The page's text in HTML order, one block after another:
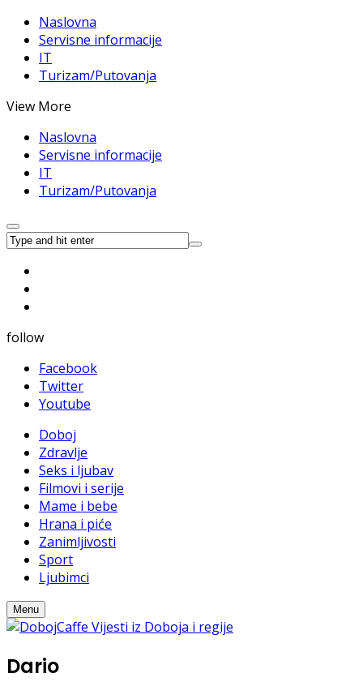
Naslovna
Servisne informacije
IT
Turizam/Putovanja
View More
Naslovna
Servisne informacije
IT
Turizam/Putovanja
follow
Facebook
Twitter
Youtube
Doboj
Zdravlje
Seks i ljubav
Filmovi i serije
Mame i bebe
Hrana i piće
Zanimljivosti
Sport
Ljubimci
Menu
Dario